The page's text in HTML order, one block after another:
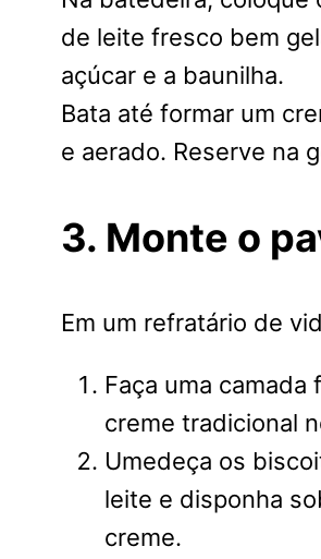
de leite fresco bem
açúcar e a baunilha.
Bata até formar um
e aerado. Reserve na
3. Monte o
Em um refratário de
Faça uma camada
creme tradicional
Umedeça os
leite e disponha
creme.